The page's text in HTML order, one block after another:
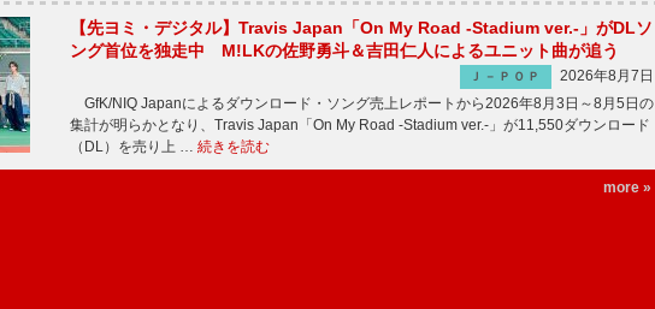
【先ヨミ・デジタル】Travis Japan「On My Road -Stadium ver.-」がDLソ
ング首位を独走中 M!LKの佐野勇斗＆吉田仁人によるユニット曲が追う
Ｊ－ＰＯＰ
2026年8月7日
GfK/NIQ Japanによるダウンロード・ソング売上レポートから2026年8月3日～8月5日の
集計が明らかとなり、Travis Japan「On My Road -Stadium ver.-」が11,550ダウンロード
（DL）を売り上 … 続きを読む
more »